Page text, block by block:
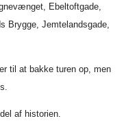
Ebeltoftgade,
Brygge, Jemtelandsgade,
til at bakke turen op, men
af historien.